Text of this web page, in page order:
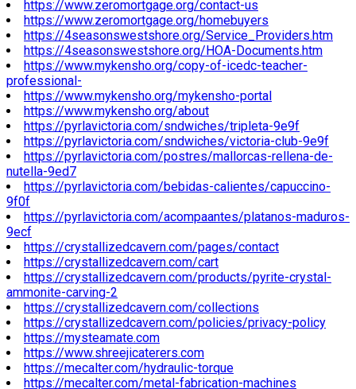
https://www.zeromortgage.org/contact-us
https://www.zeromortgage.org/homebuyers
https://4seasonswestshore.org/Service_Providers.htm
https://4seasonswestshore.org/HOA-Documents.htm
https://www.mykensho.org/copy-of-icedc-teacher-
professional-
https://www.mykensho.org/mykensho-portal
https://www.mykensho.org/about
https://pyrlavictoria.com/sndwiches/tripleta-9e9f
https://pyrlavictoria.com/sndwiches/victoria-club-9e9f
https://pyrlavictoria.com/postres/mallorcas-rellena-de-
nutella-9ed7
https://pyrlavictoria.com/bebidas-calientes/capuccino-
9f0f
https://pyrlavictoria.com/acompaantes/platanos-maduros-
9ecf
https://crystallizedcavern.com/pages/contact
https://crystallizedcavern.com/cart
https://crystallizedcavern.com/products/pyrite-crystal-
ammonite-carving-2
https://crystallizedcavern.com/collections
https://crystallizedcavern.com/policies/privacy-policy
https://mysteamate.com
https://www.shreejicaterers.com
https://mecalter.com/hydraulic-torque
https://mecalter.com/metal-fabrication-machines